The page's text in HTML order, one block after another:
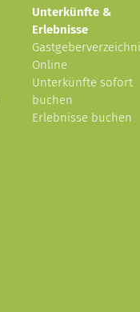
Unterkünfte &
Erlebnisse
Online
Unterkünfte sofort
buchen
Erlebnisse buchen